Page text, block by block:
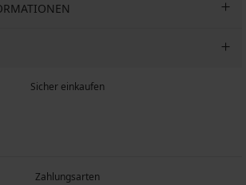
Sicher einkaufen
Zahlungsarten